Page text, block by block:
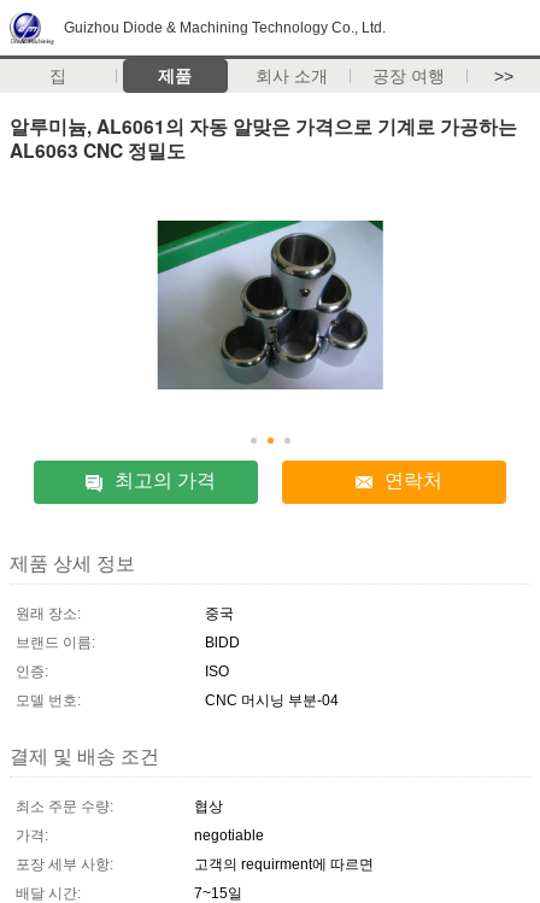
Guizhou Diode & Machining Technology Co., Ltd.
집 제품 회사 소개 공장 여행 >>
알루미늄, AL6061의 자동 알맞은 가격으로 기계로 가공하는
AL6063 CNC 정밀도
최고의 가격 연락처
제품 상세 정보
원래 장소:
중국
브랜드 이름:
BlDD
인증:
ISO
모델 번호:
CNC 머시닝 부분-04
결제 및 배송 조건
최소 주문 수량:
협상
가격:
negotiable
포장 세부 사항:
고객의 requirment에 따르면
배달 시간:
7~15일